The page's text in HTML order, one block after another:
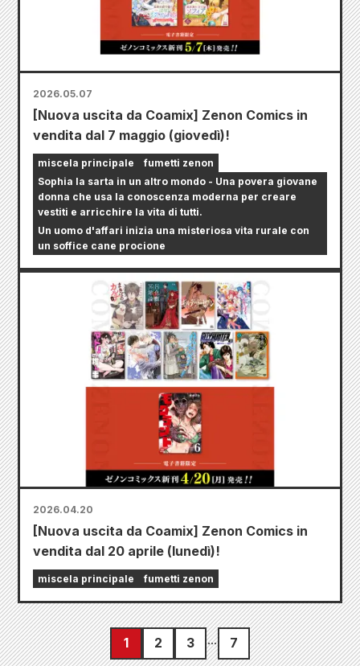
2026.05.07
[Nuova uscita da Coamix] Zenon Comics in
vendita dal 7 maggio (giovedì)!
miscela principale
fumetti zenon
Sophia la sarta in un altro mondo - Una povera giovane
donna che usa la conoscenza moderna per creare
vestiti e arricchire la vita di tutti.
Un uomo d'affari inizia una misteriosa vita rurale con
un soffice cane procione
2026.04.20
[Nuova uscita da Coamix] Zenon Comics in
vendita dal 20 aprile (lunedì)!
miscela principale fumetti zenon
1 2 3 7